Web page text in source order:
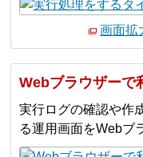
画面拡
Webブラウザーで
実行ログの確認や作
る運用画面をWebブ